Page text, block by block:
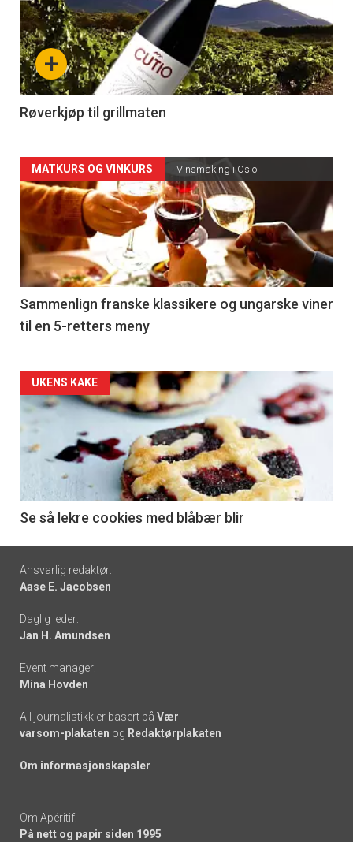
akkurat
nå
-
4
+
Røverkjøp til grillmaten
Forsiden
akkurat
nå
-
5
MATKURS OG VINKURS Vinsmaking i Oslo
Sammenlign franske klassikere og ungarske viner
til en 5-retters meny
Forsiden
akkurat
nå
6
UKENS KAKE
Se så lekre cookies med blåbær blir
Footer
-
links
Ansvarlig redaktør:
Aase E. Jacobsen
Daglig leder:
Jan H. Amundsen
Event manager:
Mina Hovden
All journalistikk er basert på Vær
varsom-plakaten og Redaktørplakaten
Om informasjonskapsler
Om Apéritif:
På nett og papir siden 1995